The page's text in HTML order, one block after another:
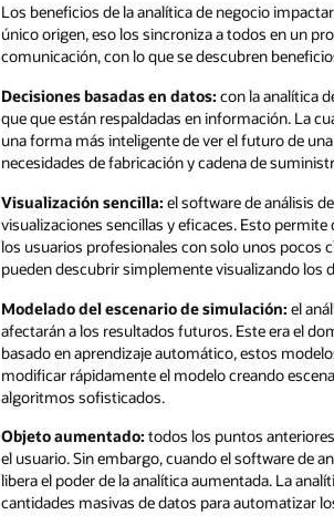
Los beneficios de la analítica de negocio
único origen, eso los sincroniza a todos en un
comunicación, con lo que se descubren
Decisiones basadas en datos: con la analítica
que que están respaldadas en información. La
una forma más inteligente de ver el futuro de
necesidades de fabricación y cadena de
Visualización sencilla: el software de análisis
visualizaciones sencillas y eficaces. Esto
los usuarios profesionales con solo unos pocos
pueden descubrir simplemente visualizando los
Modelado del escenario de simulación: el
afectarán a los resultados futuros. Este era el
basado en aprendizaje automático, estos
modificar rápidamente el modelo creando
algoritmos sofisticados.
Objeto aumentado: todos los puntos
el usuario. Sin embargo, cuando el software de
libera el poder de la analítica aumentada. La
cantidades masivas de datos para automatizar